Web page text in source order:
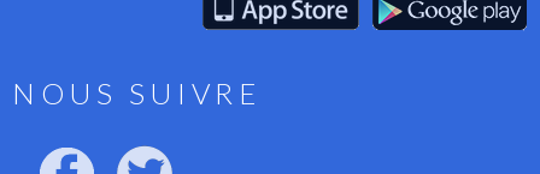
NOUS SUIVRE